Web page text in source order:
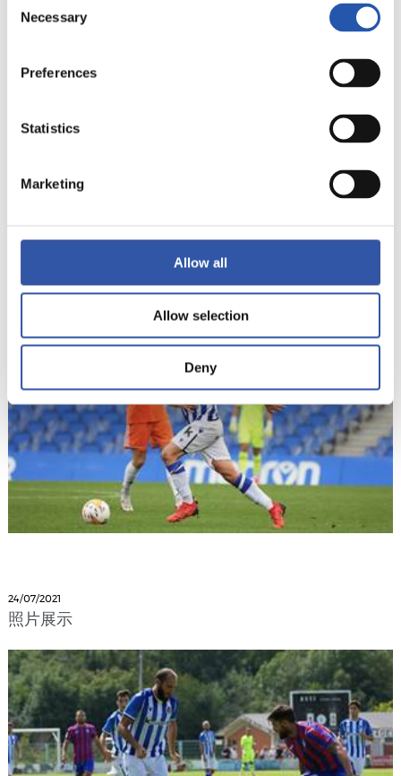
Selection
Necessary
Preferences
Statistics
Marketing
Allow all
Allow selection
Deny
照片展示
24/07/2021
照片展示